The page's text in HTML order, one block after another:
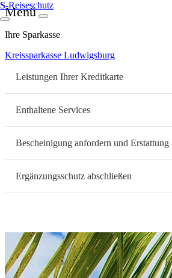
S-Reiseschutz
Menü
Ihre Sparkasse
Kreissparkasse Ludwigsburg
Leistungen Ihrer Kreditkarte
Enthaltene Services
Bescheinigung anfordern und Erstattung
Ergänzungsschutz abschließen